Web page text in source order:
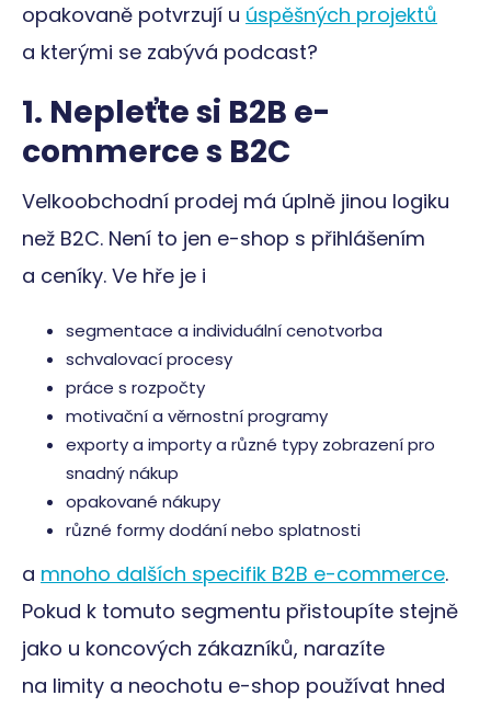
opakovaně potvrzují u úspěšných projektů
a kterými se zabývá podcast?
1. Nepleťte si B2B e-
commerce s B2C
Velkoobchodní prodej má úplně jinou logiku
než B2C. Není to jen e-shop s přihlášením
a ceníky. Ve hře je i
segmentace a individuální cenotvorba
schvalovací procesy
práce s rozpočty
motivační a věrnostní programy
exporty a importy a různé typy zobrazení pro
snadný nákup
opakované nákupy
různé formy dodání nebo splatnosti
a mnoho dalších specifik B2B e-commerce.
Pokud k tomuto segmentu přistoupíte stejně
jako u koncových zákazníků, narazíte
na limity a neochotu e-shop používat hned